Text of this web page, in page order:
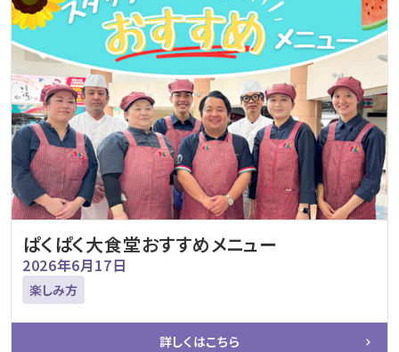
ぱくぱく大食堂おすすめメニュー
2026年6月17日
楽しみ方
詳しくはこちら